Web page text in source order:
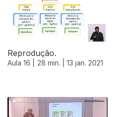
Reprodução.
Aula 16 | 28 min. | 13 jan. 2021